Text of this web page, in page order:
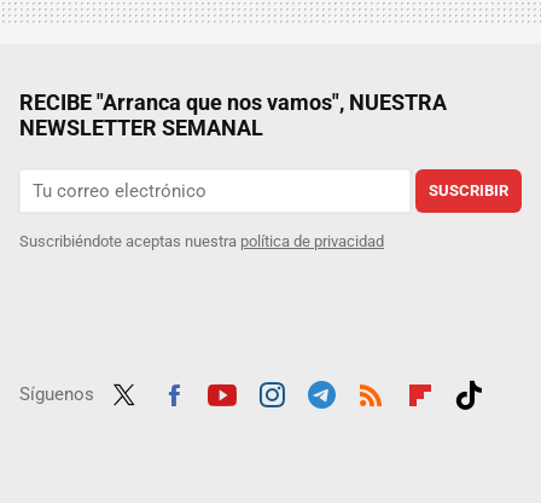
RECIBE "Arranca que nos vamos", NUESTRA
NEWSLETTER SEMANAL
SUSCRIBIR
Suscribiéndote aceptas nuestra política de privacidad
Síguenos